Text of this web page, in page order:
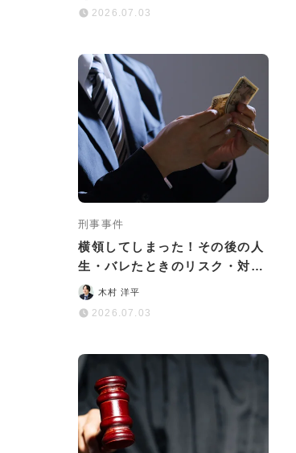
2026.07.03
刑事事件
横領してしまった！その後の人
生・バレたときのリスク・対処
法を徹底解説
木村 洋平
2026.07.03